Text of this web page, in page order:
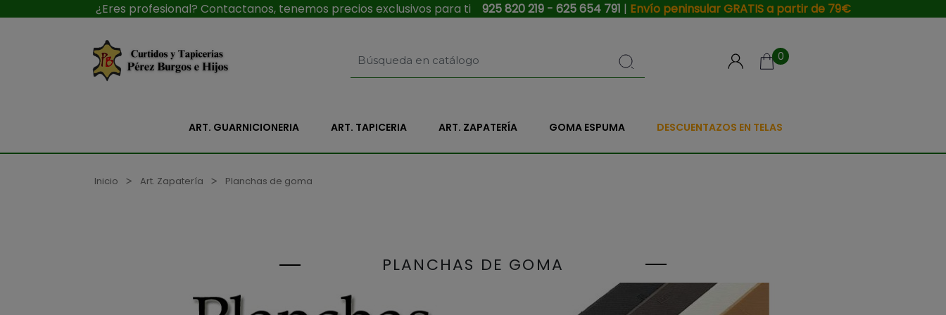
¿Eres profesional? Contactanos, tenemos precios exclusivos para ti 925 820 219 - 625 654 791 | Envío peninsular GRATIS a partir de 79€
0
ART. GUARNICIONERIA ART. TAPICERIA ART. ZAPATERÍA GOMA ESPUMA DESCUENTAZOS EN TELAS
Inicio Art. Zapatería Planchas de goma
PLANCHAS DE GOMA